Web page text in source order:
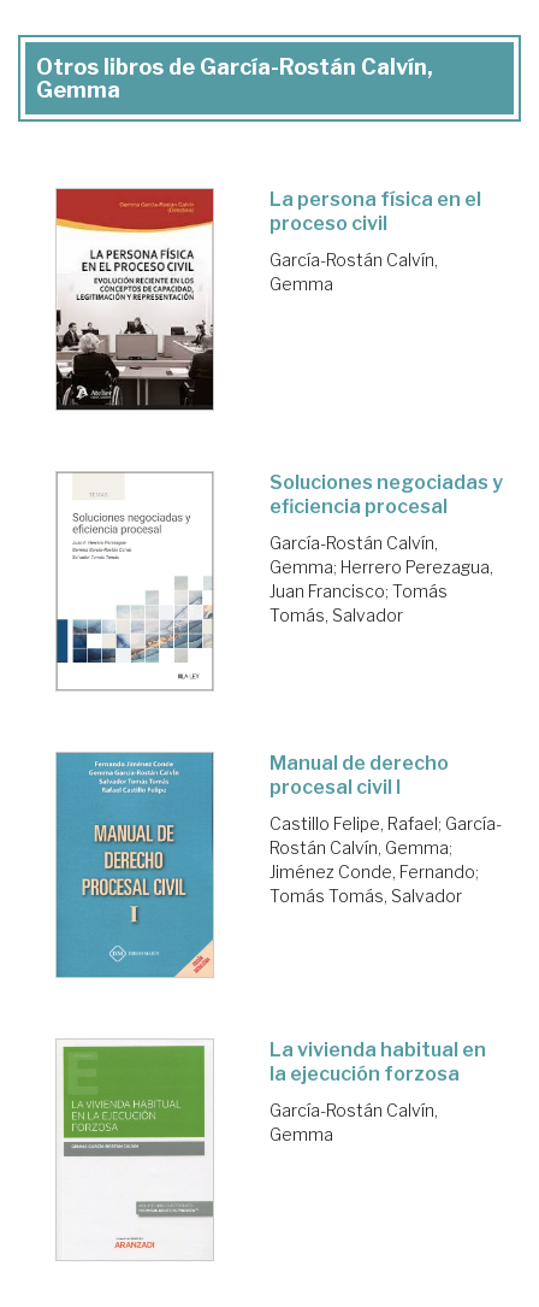
Otros libros de García-Rostán Calvín,
Gemma
La persona física en el
proceso civil
García-Rostán Calvín,
Gemma
Soluciones negociadas y
eficiencia procesal
García-Rostán Calvín,
Gemma; Herrero Perezagua,
Juan Francisco; Tomás
Tomás, Salvador
Manual de derecho
procesal civil I
Castillo Felipe, Rafael; García-
Rostán Calvín, Gemma;
Jiménez Conde, Fernando;
Tomás Tomás, Salvador
La vivienda habitual en
la ejecución forzosa
García-Rostán Calvín,
Gemma